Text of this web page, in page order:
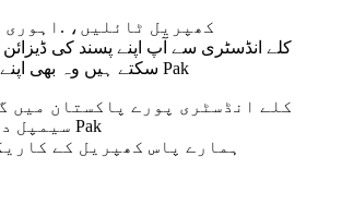
کھپریل ٹائلیں، .اہوری
سکتے ہیں وہ بھی اپنے پسندیدہ رنگ میں۔ Pak
سیمپل دستیاب کرتی ہے۔ Pak
✓ہمارے پاس کھپریل کے